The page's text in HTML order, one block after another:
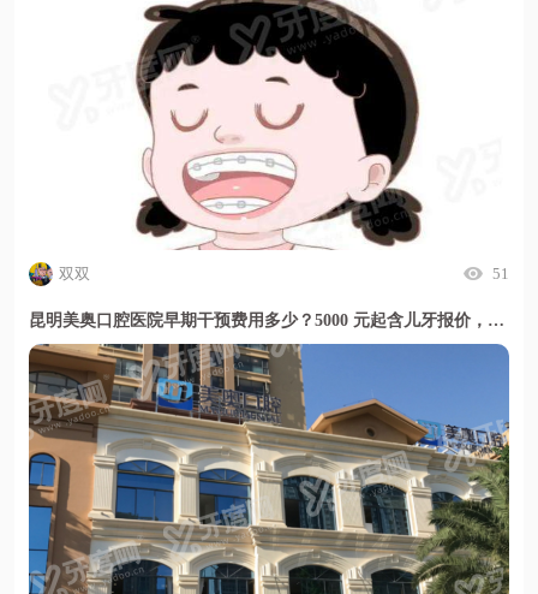
双双 51
昆明美奥口腔医院早期干预费用多少？5000 元起含儿牙报价，暑期活动更划算